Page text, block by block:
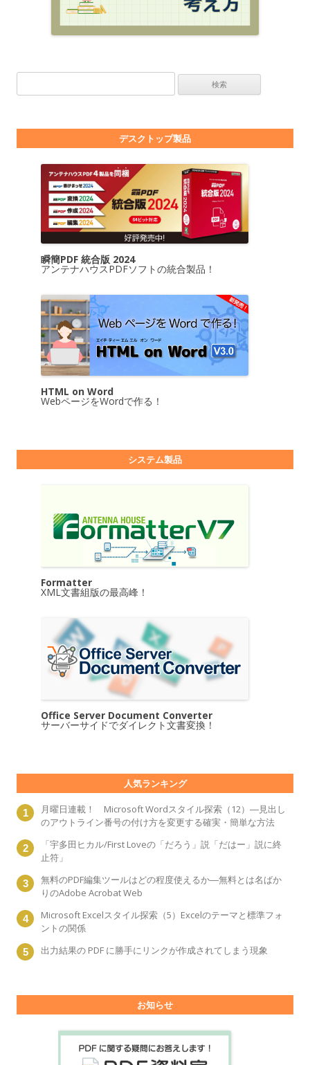
デスクトップ製品
瞬簡PDF 統合版 2024
アンテナハウスPDFソフトの統合製品！
HTML on Word
WebページをWordで作る！
システム製品
Formatter
XML文書組版の最高峰！
Office Server Document Converter
サーバーサイドでダイレクト文書変換！
人気ランキング
月曜日連載！ Microsoft Wordスタイル探索（12）―見出し
のアウトライン番号の付け方を変更する確実・簡単な方法
「宇多田ヒカル/First Loveの「だろう」説「だはー」説に終
止符」
無料のPDF編集ツールはどの程度使えるか―無料とは名ばか
りのAdobe Acrobat Web
Microsoft Excelスタイル探索（5）Excelのテーマと標準フォ
ントの関係
出力結果の PDF に勝手にリンクが作成されてしまう現象
お知らせ